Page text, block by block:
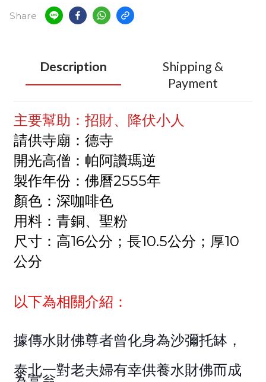
Share
Description
Shipping &
Payment
主要幫助：招財、降伏小人
請供寺廟：德寺
開光高僧：帕阿讚瑪逆
製作年份：佛曆2555年
顏色：深咖啡色
用料：青銅、聖粉
尺寸：高16公分；長10.5公分；厚10
公分
以下為相關介紹：
據傳水財佛尊者曾化身為沙彌托缽，
泰北一對老夫婦有幸供養水財佛而成